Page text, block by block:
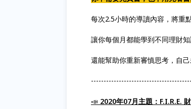
每次2.5小時的導讀內容，將重
讓你每個月都能學到不同理財
還能幫助你重新審慎思考，自己
📣 2020年07月主題：F.I.R.E.